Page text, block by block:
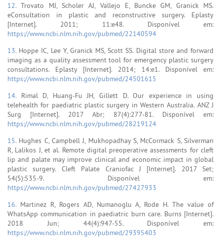
12.Trovato MJ, Scholer AJ, Vallejo E, Buncke GM, Granick MS.
eConsultation in plastic and reconstructive surgery. Eplasty
[Internet]. 2011; 11:e48. Disponível em:
https://www.ncbi.nlm.nih.gov/pubmed/22140594
13. Hoppe IC, Lee Y, Granick MS, Scott SS. Digital store and forward
imaging as a quality assessment tool for emergency plastic surgery
consultations. Eplasty [Internet]. 2014; 14:e1. Disponível em:
https://www.ncbi.nlm.nih.gov/pubmed/24501615
14. Rimal D, Huang-Fu JH, Gillett D. Our experience in using
telehealth for paediatric plastic surgery in Western Australia. ANZ J
Surg [Internet]. 2017 Abr; 87(4):277-81. Disponível em:
https://www.ncbi.nlm.nih.gov/pubmed/28219124
15. Hughes C, Campbell J, Mukhopadhay S, McCormack S, Silverman
R, Lalikos J, et al. Remote digital preoperative assessments for cleft
lip and palate may improve clinical and economic impact in global
plastic surgery. Cleft Palate Craniofac J [Internet]. 2017 Set;
54(5):535-9. Disponível em:
https://www.ncbi.nlm.nih.gov/pubmed/27427933
16. Martinez R, Rogers AD, Numanoglu A, Rode H. The value of
WhatsApp communication in paediatric burn care. Burns [Internet].
2018 Jun; 44(4):947-55. Disponível em:
https://www.ncbi.nlm.nih.gov/pubmed/29395403